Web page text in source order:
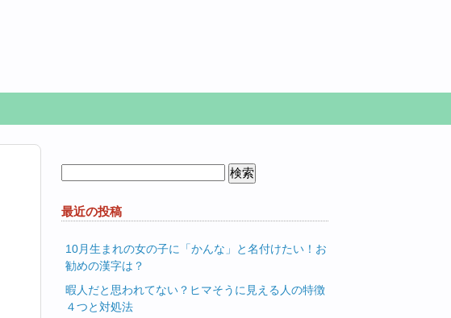
最近の投稿
10月生まれの女の子に「かんな」と名付けたい！お
勧めの漢字は？
暇人だと思われてない？ヒマそうに見える人の特徴
４つと対処法